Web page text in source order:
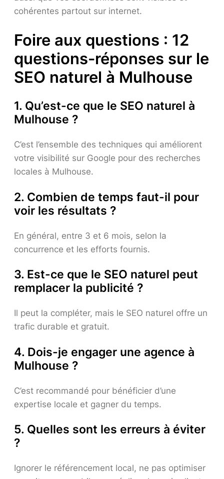
cohérentes partout sur internet.
Foire aux questions : 12
questions-réponses sur le
SEO naturel à Mulhouse
1. Qu’est-ce que le SEO naturel à
Mulhouse ?
C’est l’ensemble des techniques qui améliorent
votre visibilité sur Google pour des recherches
locales à Mulhouse.
2. Combien de temps faut-il pour
voir les résultats ?
En général, entre 3 et 6 mois, selon la
concurrence et les efforts fournis.
3. Est-ce que le SEO naturel peut
remplacer la publicité ?
Il peut la compléter, mais le SEO naturel offre un
trafic durable et gratuit.
4. Dois-je engager une agence à
Mulhouse ?
C’est recommandé pour bénéficier d’une
expertise locale et gagner du temps.
5. Quelles sont les erreurs à éviter
?
Ignorer le référencement local, ne pas optimiser